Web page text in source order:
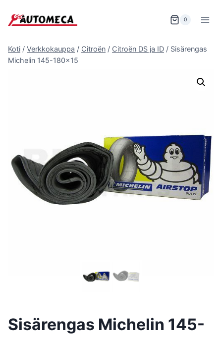
sisältöön
0
Koti / Verkkokauppa / Citroën / Citroën DS ja ID / Sisärengas
Michelin 145-180×15
Sisärengas Michelin 145-